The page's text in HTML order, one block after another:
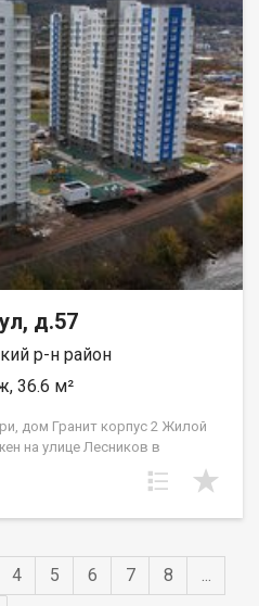
д.57
р-н район
36.6 м²
дом Гранит корпус 2 Жилой
на улице Лесников в
и представлен
различной этажности. Дом
зори» Экологически
видами на реку Енисей и
4 5 6 7 8
...